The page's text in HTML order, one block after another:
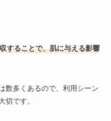
することで、肌に与える影響
数多くあるので、利用シーン
切です。